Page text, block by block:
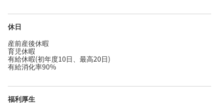
休日
産前産後休暇
育児休暇
有給休暇(初年度10日、最高20日)
有給消化率90%
福利厚生